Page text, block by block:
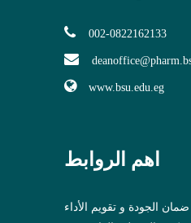
002-0822162133
www.bsu.edu.eg
اهم الروابط
الجودة و تقويم الأداء